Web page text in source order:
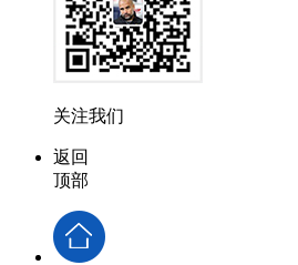
关注我们
返回
顶部